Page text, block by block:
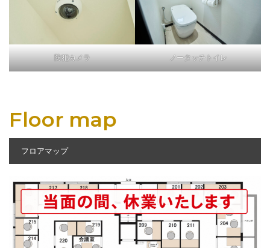
防犯カメラ ノータッチトイレ
Floor map
フロアマップ